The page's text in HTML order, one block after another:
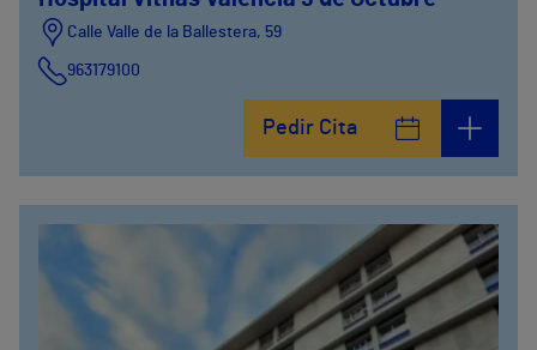
Calle Valle de la Ballestera, 59
963179100
Pedir Cita